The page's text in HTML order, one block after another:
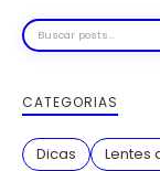
Buscar
posts
CATEGORIAS
Dicas Lentes